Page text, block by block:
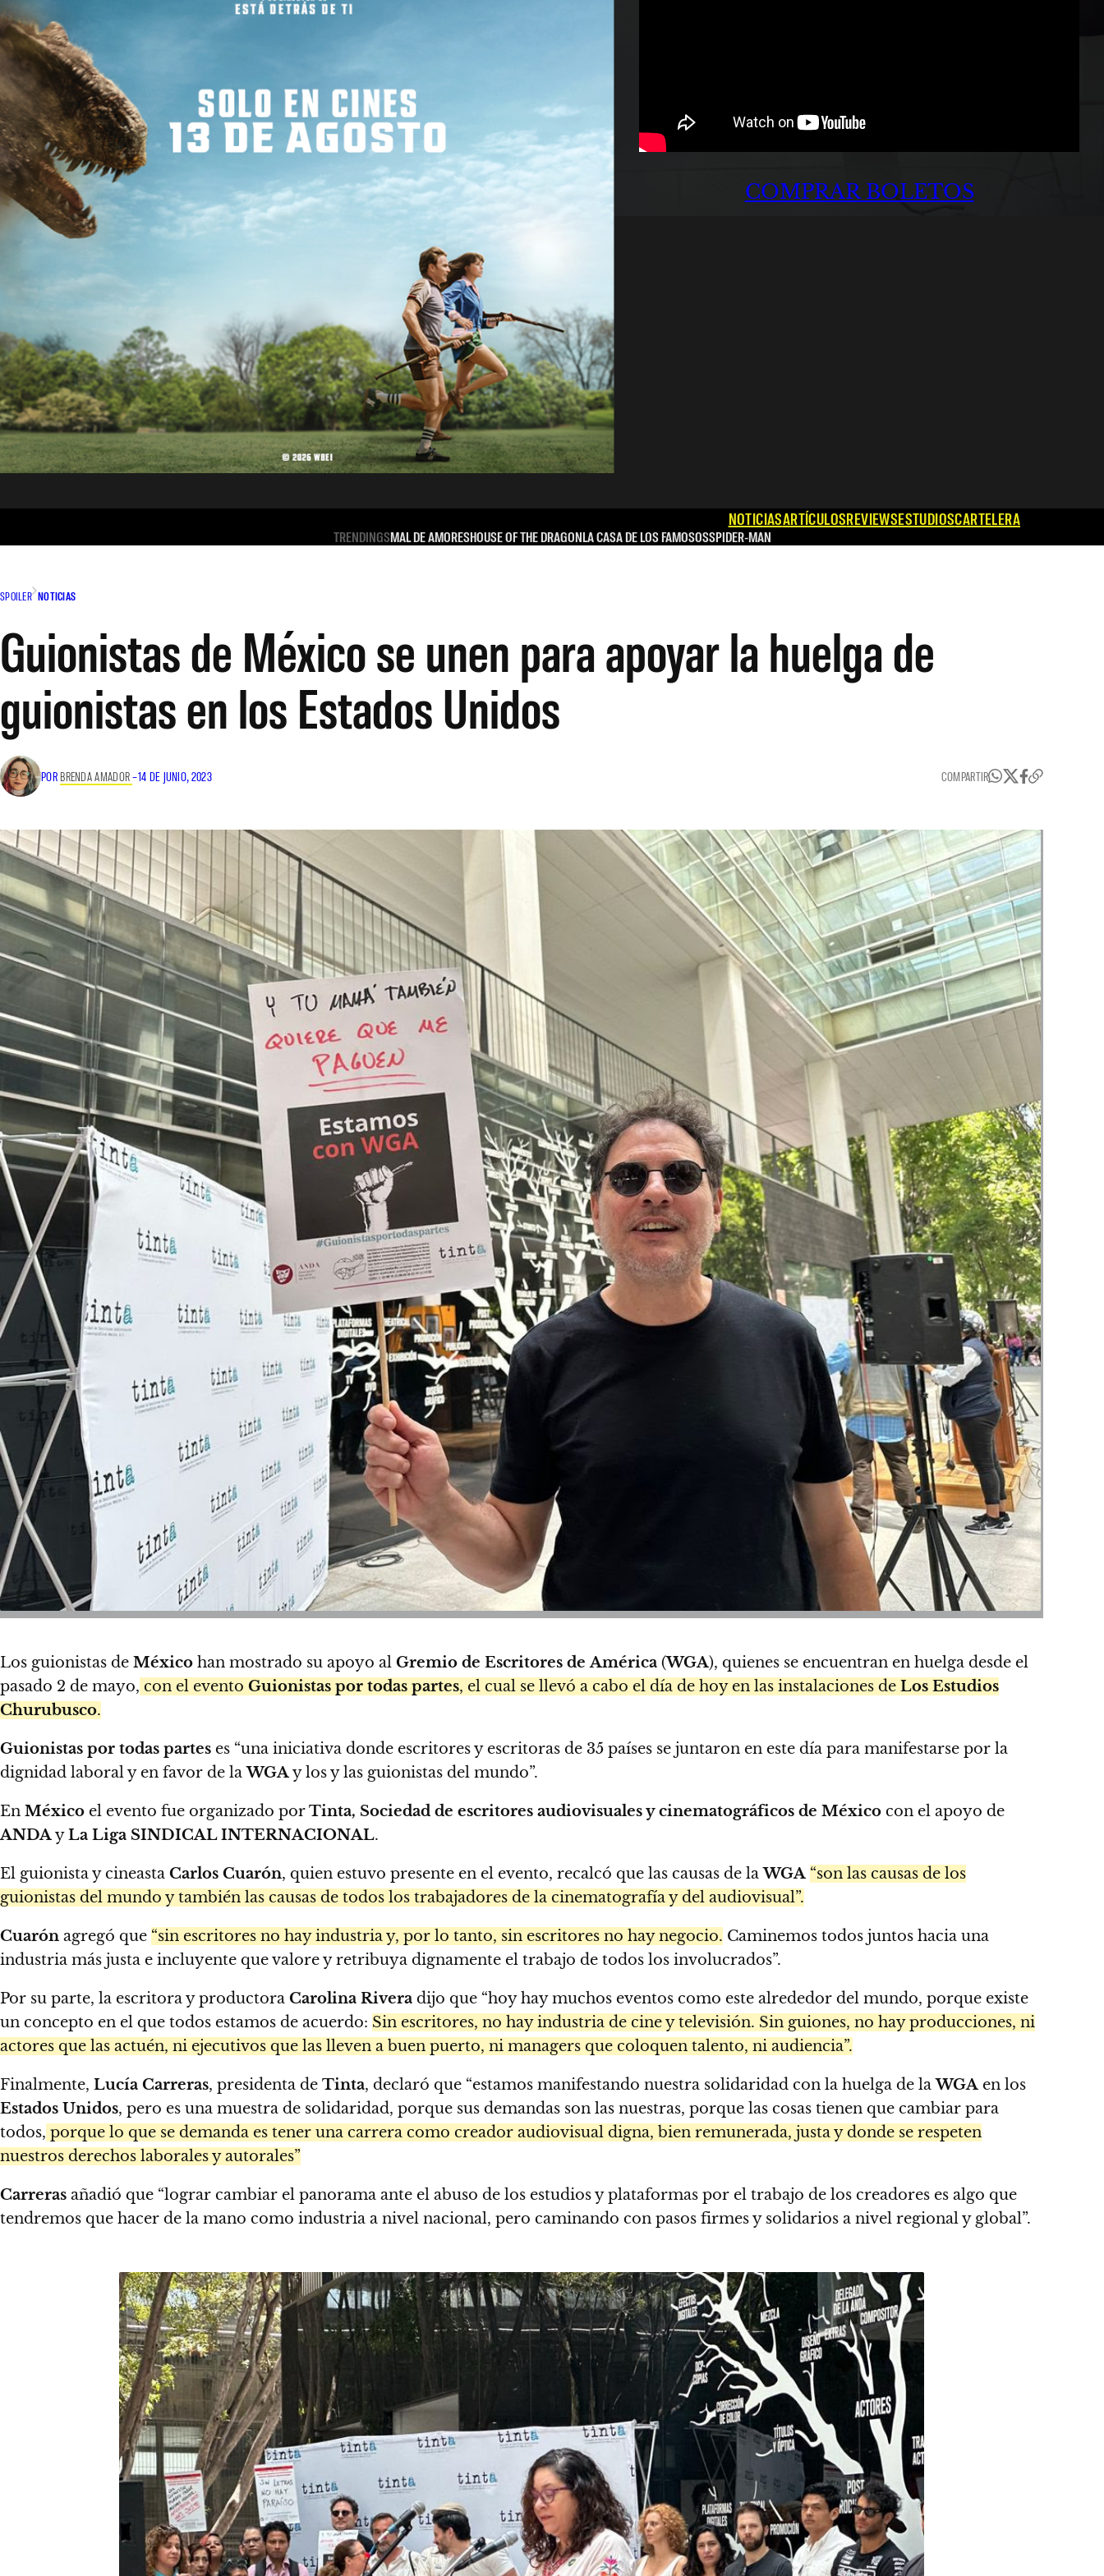
COMPRAR BOLETOS
NOTICIASARTÍCULOSREVIEWSESTUDIOSCARTELERA
TRENDINGSMAL DE AMORESHOUSE OF THE DRAGONLA CASA DE LOS FAMOSOSSPIDER-MAN
SPOILER NOTICIAS
Guionistas de México se unen para apoyar la huelga de
guionistas en los Estados Unidos
POR BRENDA AMADOR–14 DE JUNIO, 2023 COMPARTIR
Los guionistas de México han mostrado su apoyo al Gremio de Escritores de América (WGA), quienes se encuentran en huelga desde el
pasado 2 de mayo, con el evento Guionistas por todas partes, el cual se llevó a cabo el día de hoy en las instalaciones de Los Estudios
Churubusco.
Guionistas por todas partes es “una iniciativa donde escritores y escritoras de 35 países se juntaron en este día para manifestarse por la
dignidad laboral y en favor de laWGAy los y las guionistas del mundo”.
En México el evento fue organizado porTinta, Sociedad de escritores audiovisuales y cinematográficos de México con el apoyo de
ANDAyLa Liga SINDICAL INTERNACIONAL.
El guionista y cineasta Carlos Cuarón, quien estuvo presente en el evento, recalcó que las causas de laWGA “son las causas de los
guionistas del mundo y también las causas de todos los trabajadores de la cinematografía y del audiovisual”.
Cuarón agregó que “sin escritores no hay industria y, por lo tanto, sin escritores no hay negocio. Caminemos todos juntos hacia una
industria más justa e incluyente que valore y retribuya dignamente el trabajo de todos los involucrados”.
Por su parte, la escritora y productora Carolina Rivera dijo que “hoy hay muchos eventos como este alrededor del mundo, porque existe
un concepto en el que todos estamos de acuerdo: Sin escritores, no hay industria de cine y televisión. Sin guiones, no hay producciones, ni
actores que las actuén, ni ejecutivos que las lleven a buen puerto, ni managers que coloquen talento, ni audiencia”.
Finalmente, Lucía Carreras, presidenta de Tinta, declaró que “estamos manifestando nuestra solidaridad con la huelga de laWGA en los
Estados Unidos, pero es una muestra de solidaridad, porque sus demandas son las nuestras, porque las cosas tienen que cambiar para
todos, porque lo que se demanda es tener una carrera como creador audiovisual digna, bien remunerada, justa y donde se respeten
nuestros derechos laborales y autorales”
Carreras añadió que “lograr cambiar el panorama ante el abuso de los estudios y plataformas por el trabajo de los creadores es algo que
tendremos que hacer de la mano como industria a nivel nacional, pero caminando con pasos firmes y solidarios a nivel regional y global”.